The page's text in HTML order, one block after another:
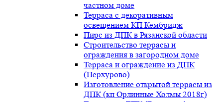
частном доме
Терраса с декоративным
освещением КП Кембридж
Пирс из ДПК в Рязанской области
Строительство террасы и
ограждения в загородном доме
Терраса и ограждение из ДПК
(Перхурово)
Изготовление открытой террасы из
ДПК (кп Орлинные Холмы 2018г)